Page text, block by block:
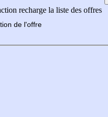
recharge la liste des offres
de l'offre